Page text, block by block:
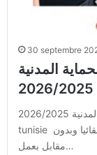
30 septembre
المدنية
2026/2025
الترشح للتطوع في خدمة الحماية المدنية 2026/2025 concours
tunisie التطوع في خدمة الحماية المدنية هو القيام تلقائيا وبدون
مقابل بعمل…